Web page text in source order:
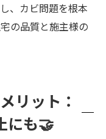
、カビ問題を根本
の品質と施主様の
リット：
にも🤝